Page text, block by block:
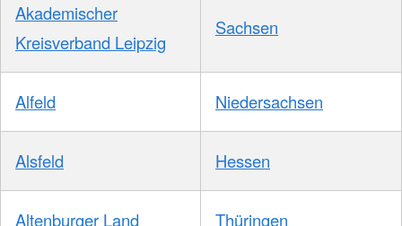
Akademischer
Kreisverband Leipzig
Sachsen
Alfeld Niedersachsen
Alsfeld Hessen
Altenburger Land Thüringen